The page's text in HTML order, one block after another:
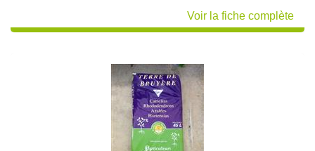
Voir la fiche complète